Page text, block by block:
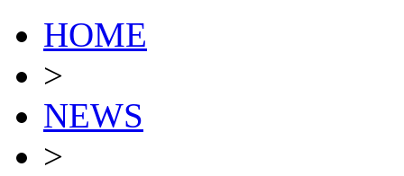
HOME
>
NEWS
>